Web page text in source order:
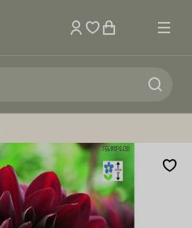
Mon compte